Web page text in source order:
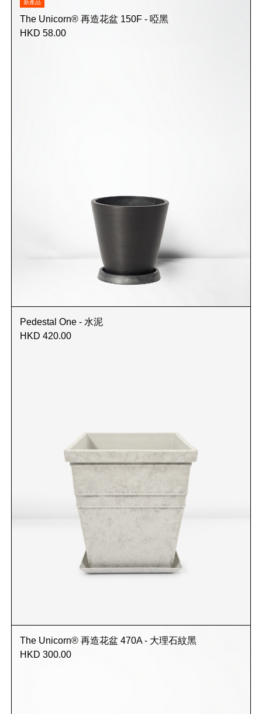
新產品
The Unicorn® 再造花盆 150F - 啞黑
HKD 58.00
Pedestal One - 水泥
HKD 420.00
The Unicorn® 再造花盆 470A - 大理石紋黑
HKD 300.00